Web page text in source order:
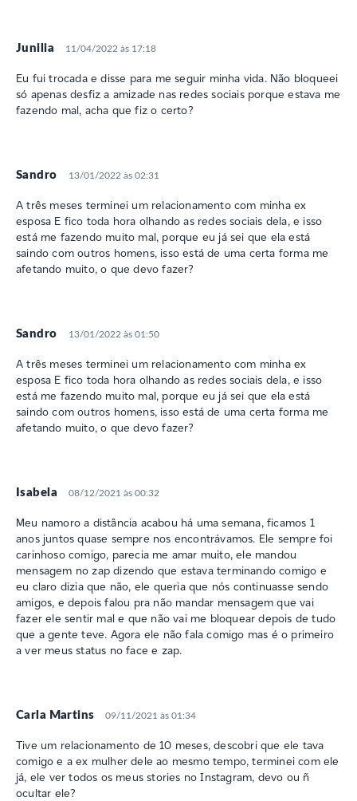
Junilia 11/04/2022 às 17:18
Eu fui trocada e disse para me seguir minha vida. Não bloqueei
só apenas desfiz a amizade nas redes sociais porque estava me
fazendo mal, acha que fiz o certo?
Sandro 13/01/2022 às 02:31
A três meses terminei um relacionamento com minha ex
esposa E fico toda hora olhando as redes sociais dela, e isso
está me fazendo muito mal, porque eu já sei que ela está
saindo com outros homens, isso está de uma certa forma me
afetando muito, o que devo fazer?
Sandro 13/01/2022 às 01:50
A três meses terminei um relacionamento com minha ex
esposa E fico toda hora olhando as redes sociais dela, e isso
está me fazendo muito mal, porque eu já sei que ela está
saindo com outros homens, isso está de uma certa forma me
afetando muito, o que devo fazer?
Isabela 08/12/2021 às 00:32
Meu namoro a distância acabou há uma semana, ficamos 1
anos juntos quase sempre nos encontrávamos. Ele sempre foi
carinhoso comigo, parecia me amar muito, ele mandou
mensagem no zap dizendo que estava terminando comigo e
eu claro dizia que não, ele queria que nós continuasse sendo
amigos, e depois falou pra não mandar mensagem que vai
fazer ele sentir mal e que não vai me bloquear depois de tudo
que a gente teve. Agora ele não fala comigo mas é o primeiro
a ver meus status no face e zap.
Carla Martins 09/11/2021 às 01:34
Tive um relacionamento de 10 meses, descobri que ele tava
comigo e a ex mulher dele ao mesmo tempo, terminei com ele
já, ele ver todos os meus stories no Instagram, devo ou ñ
ocultar ele?